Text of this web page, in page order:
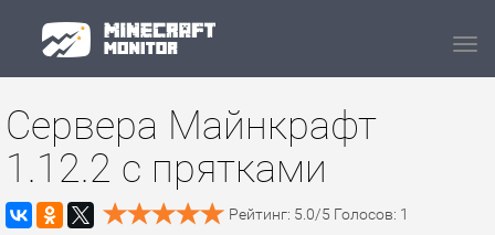
Сервера Майнкрафт
1.12.2 с прятками
Рейтинг: 5.0/5 Голосов: 1